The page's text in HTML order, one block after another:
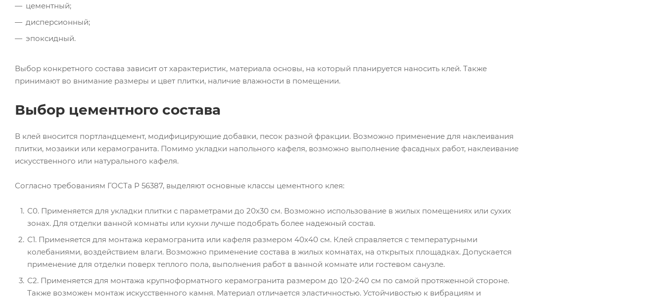
цементный;
дисперсионный;
эпоксидный.
Выбор конкретного состава зависит от характеристик, материала основы, на который планируется наносить клей. Также
принимают во внимание размеры и цвет плитки, наличие влажности в помещении.
Выбор цементного состава
В клей вносится портландцемент, модифицирующие добавки, песок разной фракции. Возможно применение для наклеивания
плитки, мозаики или керамогранита. Помимо укладки напольного кафеля, возможно выполнение фасадных работ, наклеивание
искусственного или натурального кафеля.
Согласно требованиям ГОСТа Р 56387, выделяют основные классы цементного клея:
С0. Применяется для укладки плитки с параметрами до 20х30 см. Возможно использование в жилых помещениях или сухих
зонах. Для отделки ванной комнаты или кухни лучше подобрать более надежный состав.
С1. Применяется для монтажа керамогранита или кафеля размером 40х40 см. Клей справляется с температурными
колебаниями, воздействием влаги. Возможно применение состава в жилых комнатах, на открытых площадках. Допускается
применение для отделки поверх теплого пола, выполнения работ в ванной комнате или гостевом санузле.
С2. Применяется для монтажа крупноформатного керамогранита размером до 120-240 см по самой протяженной стороне.
Также возможен монтаж искусственного камня. Материал отличается эластичностью. Устойчивостью к вибрациям и